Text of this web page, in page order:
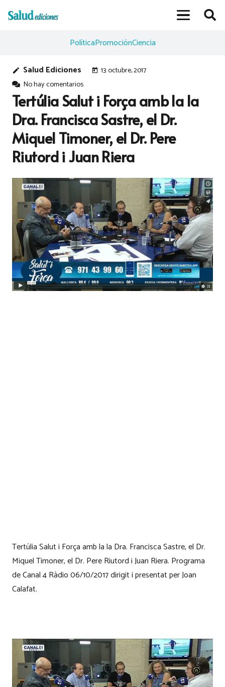
PolíticaPromociónCiencia
edit Salud Ediciones today 13 octubre, 2017
No hay comentarios
Tertúlia Salut i Força amb la la
Dra. Francisca Sastre, el Dr.
Miquel Timoner, el Dr. Pere
Riutord i Juan Riera
Tertúlia Salut i Força amb la la Dra. Francisca Sastre, el Dr.
Miquel Timoner, el Dr. Pere Riutord i Juan Riera. Programa
de Canal 4 Ràdio 06/10/2017 dirigit i presentat per Joan
Calafat.